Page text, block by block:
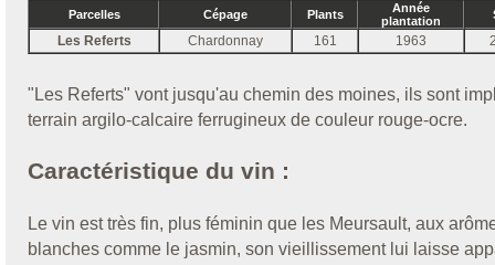
Parcelles Cépage Plants
Année
plantation
Les Referts Chardonnay 161 1963
"Les Referts" vont jusqu'au chemin des moines, ils sont
terrain argilo-calcaire ferrugineux de couleur rouge-ocre.
Caractéristique du vin :
Le vin est très fin, plus féminin que les Meursault, aux
blanches comme le jasmin, son vieillissement lui laisse